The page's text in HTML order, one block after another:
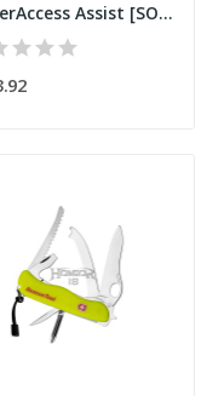
PowerAccess Assist [SOG Knives]